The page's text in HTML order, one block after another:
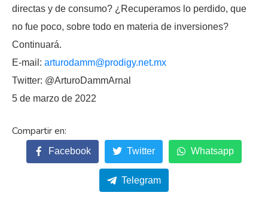
directas y de consumo? ¿Recuperamos lo perdido, que
no fue poco, sobre todo en materia de inversiones?
Continuará.
E-mail: arturodamm@prodigy.net.mx
Twitter: @ArturoDammArnal
5 de marzo de 2022
Facebook Twitter Whatsapp
Telegram